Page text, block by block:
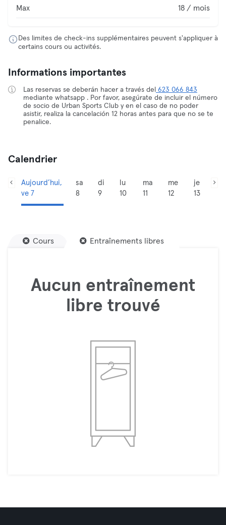
Max 18 / mois
Des limites de check-ins supplémentaires peuvent s'appliquer à
certains cours ou activités.
Informations importantes
Las reservas se deberán hacer a través del 623 066 843
mediante whatsapp . Por favor, asegúrate de incluir el número
de socio de Urban Sports Club y en el caso de no poder
asistir, realiza la cancelación 12 horas antes para que no se te
penalice.
Calendrier
Aujourd’hui,
ve 7
sa
8
di
9
lu
10
ma
11
me
12
je
13
Cours Entraînements libres
Aucun entraînement
libre trouvé